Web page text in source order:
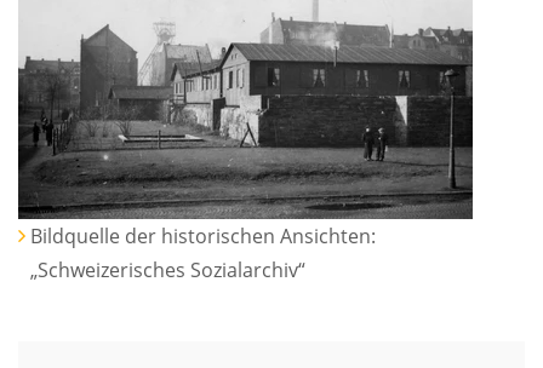
Bildquelle der historischen Ansichten:
„Schweizerisches Sozialarchiv“